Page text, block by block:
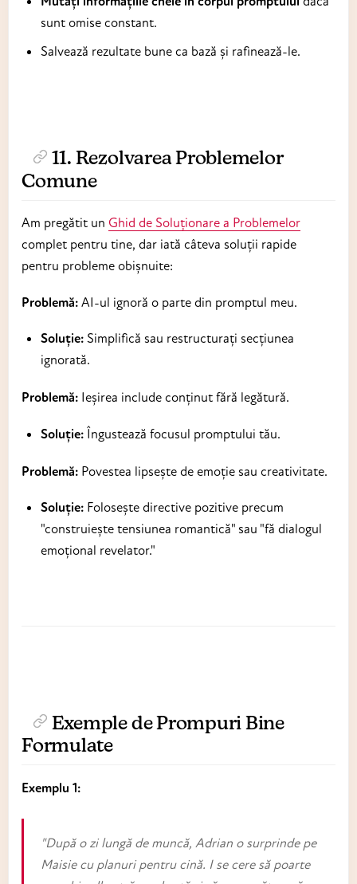
sunt omise constant.
Salvează rezultate bune ca bază și rafinează-le.
11. Rezolvarea Problemelor
Comune
Am pregătit un Ghid de Soluționare a Problemelor
complet pentru tine, dar iată câteva soluții rapide
pentru probleme obișnuite:
Problemă: AI-ul ignoră o parte din promptul meu.
Soluție:Simplifică sau restructurați secțiunea
ignorată.
Problemă: Ieșirea include conținut fără legătură.
Soluție:Îngustează focusul promptului tău.
Problemă: Povestea lipsește de emoție sau creativitate.
Soluție:Folosește directive pozitive precum
"construiește tensiunea romantică" sau "fă dialogul
emoțional revelator."
Exemple de Prompuri Bine
Formulate
Exemplu 1:
"După o zi lungă de muncă, Adrian o surprinde pe
Maisie cu planuri pentru cină. I se cere să poarte